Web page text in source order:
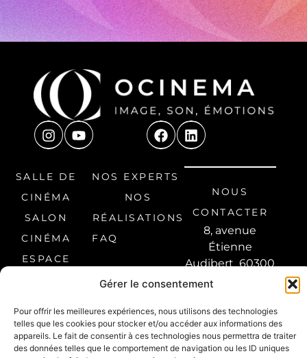
Gérer le consentement
Pour offrir les meilleures expériences, nous utilisons des technologies
telles que les cookies pour stocker et/ou accéder aux informations des
appareils. Le fait de consentir à ces technologies nous permettra de traiter
des données telles que le comportement de navigation ou les ID uniques
SALLE DE
CINÉMA
SALON
CINÉMA
ESPACE
PROFESSIONNEL
NOS EXPERTS
NOS
RÉALISATIONS
FAQ
NOUS
CONTACTER
8, avenue
Étienne
Audibert 60300
Senlis, France
contact@ocinema.fr
BESOIN